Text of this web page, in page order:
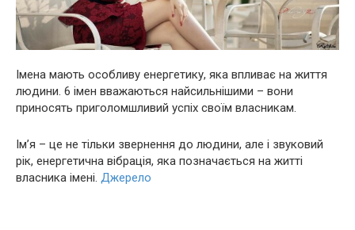
Імена мають особливу енергетику, яка впливає на життя
людини. 6 імен вважаються найсильнішими – вони
приносять приголомшливий успіх своїм власникам.
Ім’я – це не тільки звернення до людини, але і звуковий
рік, енергетична вібрація, яка позначається на житті
власника імені. Джерело